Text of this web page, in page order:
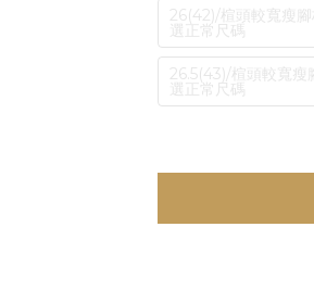
26(42)/楦頭較寬瘦腳
選正常尺碼
26.5(43)/楦頭較寬瘦
選正常尺碼